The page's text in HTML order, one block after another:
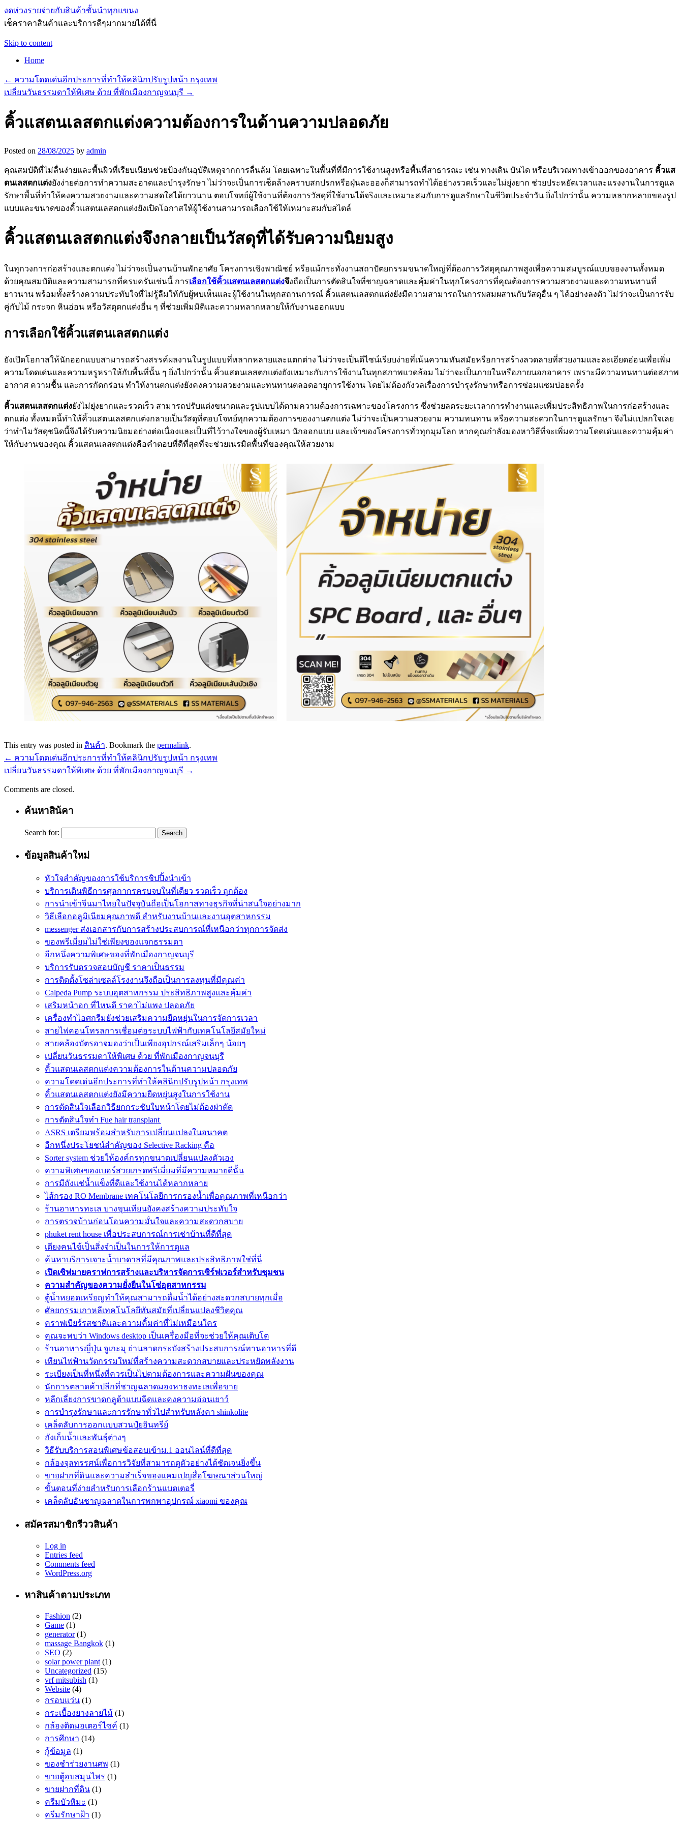
งดห่วงรายจ่ายกับสินค้าชั้นนำทุกแขนง
เช็คราคาสินค้าและบริการดีๆมากมายได้ที่นี่
Skip to content
Home
← ความโดดเด่นอีกประการที่ทำให้คลินิกปรับรูปหน้า กรุงเทพ
เปลี่ยนวันธรรมดาให้พิเศษ ด้วย ที่พักเมืองกาญจนบุรี →
คิ้วแสตนเลสตกแต่งความต้องการในด้านความปลอดภัย
Posted on 28/08/2025 by admin
คุณสมบัติที่ไม่ลื่นง่ายและพื้นผิวที่เรียบเนียนช่วยป้องกันอุบัติเหตุจากการลื่นล้ม โดยเฉพาะในพื้นที่ที่มีการใช้งานสูงหรือพื้นที่สาธารณะ เช่น ทางเดิน บันได หรือบริเวณทางเข้าออกของอาคาร คิ้วแส
ตนเลสตกแต่งยังง่ายต่อการทำความสะอาดและบำรุงรักษา ไม่ว่าจะเป็นการเช็ดล้างคราบสกปรกหรือฝุ่นละอองก็สามารถทำได้อย่างรวดเร็วและไม่ยุ่งยาก ช่วยประหยัดเวลาและแรงงานในการดูแล
รักษาพื้นที่ทำให้คงความสวยงามและความสดใสได้ยาวนาน ตอบโจทย์ผู้ใช้งานที่ต้องการวัสดุที่ใช้งานได้จริงและเหมาะสมกับการดูแลรักษาในชีวิตประจำวัน ยิ่งไปกว่านั้น ความหลากหลายของรูป
แบบและขนาดของคิ้วแสตนเลสตกแต่งยังเปิดโอกาสให้ผู้ใช้งานสามารถเลือกใช้ให้เหมาะสมกับสไตล์
คิ้วแสตนเลสตกแต่งจึงกลายเป็นวัสดุที่ได้รับความนิยมสูง
ในทุกวงการก่อสร้างและตกแต่ง ไม่ว่าจะเป็นงานบ้านพักอาศัย โครงการเชิงพาณิชย์ หรือแม้กระทั่งงานสถาปัตยกรรมขนาดใหญ่ที่ต้องการวัสดุคุณภาพสูงเพื่อความสมบูรณ์แบบของงานทั้งหมด
ด้วยคุณสมบัติและความสามารถที่ครบครันเช่นนี้ การเลือกใช้คิ้วแสตนเลสตกแต่งจึงถือเป็นการตัดสินใจที่ชาญฉลาดและคุ้มค่าในทุกโครงการที่คุณต้องการความสวยงามและความทนทานที่
ยาวนาน พร้อมทั้งสร้างความประทับใจที่ไม่รู้ลืมให้กับผู้พบเห็นและผู้ใช้งานในทุกสถานการณ์ คิ้วแสตนเลสตกแต่งยังมีความสามารถในการผสมผสานกับวัสดุอื่น ๆ ได้อย่างลงตัว ไม่ว่าจะเป็นการจับ
คู่กับไม้ กระจก หินอ่อน หรือวัสดุตกแต่งอื่น ๆ ที่ช่วยเพิ่มมิติและความหลากหลายให้กับงานออกแบบ
การเลือกใช้คิ้วแสตนเลสตกแต่ง
ยังเปิดโอกาสให้นักออกแบบสามารถสร้างสรรค์ผลงานในรูปแบบที่หลากหลายและแตกต่าง ไม่ว่าจะเป็นดีไซน์เรียบง่ายที่เน้นความทันสมัยหรือการสร้างลวดลายที่สวยงามและละเอียดอ่อนเพื่อเพิ่ม
ความโดดเด่นและความหรูหราให้กับพื้นที่นั้น ๆ ยิ่งไปกว่านั้น คิ้วแสตนเลสตกแต่งยังเหมาะกับการใช้งานในทุกสภาพแวดล้อม ไม่ว่าจะเป็นภายในหรือภายนอกอาคาร เพราะมีความทนทานต่อสภาพ
อากาศ ความชื้น และการกัดกร่อน ทำให้งานตกแต่งยังคงความสวยงามและทนทานตลอดอายุการใช้งาน โดยไม่ต้องกังวลเรื่องการบำรุงรักษาหรือการซ่อมแซมบ่อยครั้ง
คิ้วแสตนเลสตกแต่งยังไม่ยุ่งยากและรวดเร็ว สามารถปรับแต่งขนาดและรูปแบบได้ตามความต้องการเฉพาะของโครงการ ซึ่งช่วยลดระยะเวลาการทำงานและเพิ่มประสิทธิภาพในการก่อสร้างและ
ตกแต่ง ทั้งหมดนี้ทำให้คิ้วแสตนเลสตกแต่งกลายเป็นวัสดุที่ตอบโจทย์ทุกความต้องการของงานตกแต่ง ไม่ว่าจะเป็นความสวยงาม ความทนทาน หรือความสะดวกในการดูแลรักษา จึงไม่แปลกใจเลย
ว่าทำไมวัสดุชนิดนี้จึงได้รับความนิยมอย่างต่อเนื่องและเป็นที่ไว้วางใจของผู้รับเหมา นักออกแบบ และเจ้าของโครงการทั่วทุกมุมโลก หากคุณกำลังมองหาวิธีที่จะเพิ่มความโดดเด่นและความคุ้มค่า
ให้กับงานของคุณ คิ้วแสตนเลสตกแต่งคือคำตอบที่ดีที่สุดที่จะช่วยเนรมิตพื้นที่ของคุณให้สวยงาม
This entry was posted in สินค้า. Bookmark the permalink.
← ความโดดเด่นอีกประการที่ทำให้คลินิกปรับรูปหน้า กรุงเทพ
เปลี่ยนวันธรรมดาให้พิเศษ ด้วย ที่พักเมืองกาญจนบุรี →
Comments are closed.
ค้นหาสิน้คา
Search for:
ข้อมูลสินค้าใหม่
หัวใจสำคัญของการใช้บริการชิปปิ้งนำเข้า
บริการเดินพิธีการศุลกากรครบจบในที่เดียว รวดเร็ว ถูกต้อง
การนำเข้าจีนมาไทยในปัจจุบันถือเป็นโอกาสทางธุรกิจที่น่าสนใจอย่างมาก
วิธีเลือกอลูมิเนียมคุณภาพดี สำหรับงานบ้านและงานอุตสาหกรรม
messenger ส่งเอกสารกับการสร้างประสบการณ์ที่เหนือกว่าทุกการจัดส่ง
ของพรีเมี่ยมไม่ใช่เพียงของแจกธรรมดา
อีกหนึ่งความพิเศษของที่พักเมืองกาญจนบุรี
บริการรับตรวจสอบบัญชี ราคาเป็นธรรม
การติดตั้งโซล่าเซลล์โรงงานจึงถือเป็นการลงทุนที่มีคุณค่า
Calpeda Pump ระบบอุตสาหกรรม ประสิทธิภาพสูงและคุ้มค่า
เสริมหน้าอก ที่ไหนดี ราคาไม่แพง ปลอดภัย
เครื่องทำไอศกรีมยังช่วยเสริมความยืดหยุ่นในการจัดการเวลา
สายไฟคอนโทรลการเชื่อมต่อระบบไฟฟ้ากับเทคโนโลยีสมัยใหม่
สายคล้องบัตรอาจมองว่าเป็นเพียงอุปกรณ์เสริมเล็กๆ น้อยๆ
เปลี่ยนวันธรรมดาให้พิเศษ ด้วย ที่พักเมืองกาญจนบุรี
คิ้วแสตนเลสตกแต่งความต้องการในด้านความปลอดภัย
ความโดดเด่นอีกประการที่ทำให้คลินิกปรับรูปหน้า กรุงเทพ
คิ้วแสตนเลสตกแต่งยังมีความยืดหยุ่นสูงในการใช้งาน
การตัดสินใจเลือกวิธียกกระชับใบหน้าโดยไม่ต้องผ่าตัด
การตัดสินใจทำ Fue hair transplant
ASRS เตรียมพร้อมสำหรับการเปลี่ยนแปลงในอนาคต
อีกหนึ่งประโยชน์สำคัญของ Selective Racking คือ
Sorter system ช่วยให้องค์กรทุกขนาดเปลี่ยนแปลงตัวเอง
ความพิเศษของเบอร์สวยเกรดพรีเมี่ยมที่มีความหมายดีนั้น
การมีถังแช่น้ำแข็งที่ดีและใช้งานได้หลากหลาย
ไส้กรอง RO Membrane เทคโนโลยีการกรองน้ำเพื่อคุณภาพที่เหนือกว่า
ร้านอาหารทะเล บางขุนเทียนยังคงสร้างความประทับใจ
การตรวจบ้านก่อนโอนความมั่นใจและความสะดวกสบาย
phuket rent house เพื่อประสบการณ์การเช่าบ้านที่ดีที่สุด
เตียงคนไข้เป็นสิ่งจำเป็นในการให้การดูแล
ค้นหาบริการเจาะน้ำบาดาลที่มีคุณภาพและประสิทธิภาพใช่ที่นี่
เปิดเซิฟมายคราฟการสร้างและบริหารจัดการเซิร์ฟเวอร์สำหรับชุมชน
ความสำคัญของความยั่งยืนในโซ่อุตสาหกรรม
ตู้น้ำหยอดเหรียญทำให้คุณสามารถดื่มน้ำได้อย่างสะดวกสบายทุกเมื่อ
ศัลยกรรมเกาหลีเทคโนโลยีทันสมัยที่เปลี่ยนแปลงชีวิตคุณ
คราฟเบียร์รสชาติและความคิ้มค่าที่ไม่เหมือนใคร
คุณจะพบว่า Windows desktop เป็นเครื่องมือที่จะช่วยให้คุณเติบโต
ร้านอาหารญี่ปุ่น จูเกะมุ ย่านลาดกระบังสร้างประสบการณ์ทานอาหารที่ดี
เทียนไฟฟ้านวัตกรรมใหม่ที่สร้างความสะดวกสบายและประหยัดพลังงาน
ระเบียงเป็นที่หนึ่งที่ควรเป็นไปตามต้องการและความฝันของคุณ
นักการตลาดค้าปลีกที่ชาญฉลาดมองหาธงทะเลเพื่อขาย
หลีกเลี่ยงการขาดกลูต้าแบบฉีดและคงความอ่อนเยาว์
การบำรุงรักษาและการรักษาทั่วไปสำหรับหลังคา shinkolite
เคล็ดลับการออกแบบสวนปุ๋ยอินทรีย์
ถังเก็บน้ำและพันธุ์ต่างๆ
วิธีรับบริการสอนพิเศษข้อสอบเข้าม.1 ออนไลน์ที่ดีที่สุด
กล้องจุลทรรศน์เพื่อการวิจัยที่สามารถดูตัวอย่างได้ชัดเจนยิ่งขึ้น
ขายฝากที่ดินและความสำเร็จของแคมเปญสื่อโฆษณาส่วนใหญ่
ขั้นตอนที่ง่ายสำหรับการเลือกร้านแบตเตอรี่
เคล็ดลับอันชาญฉลาดในการพกพาอุปกรณ์ xiaomi ของคุณ
สมัครสมาชิกรีววสินค้า
Log in
Entries feed
Comments feed
WordPress.org
หาสินค้าตามประเภท
Fashion (2)
Game (1)
generator(1)
massage Bangkok (1)
SEO (2)
solar power plant (1)
Uncategorized (15)
vrf mitsubish (1)
Website (4)
กรอบแว่น (1)
กระเบื้องยางลายไม้ (1)
กล้องติดมอเตอร์ไซค์ (1)
การศึกษา (14)
กู้ข้อมูล (1)
ของชำร่วยงานศพ (1)
ขายตู้อบสมุนไพร (1)
ขายฝากที่ดิน (1)
ครีมบัวหิมะ (1)
ครีมรักษาฝ้า (1)